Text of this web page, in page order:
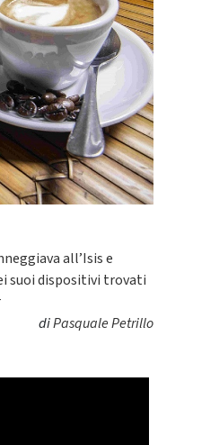
all’Isis e
suoi dispositivi trovati
diPasquale Petrillo